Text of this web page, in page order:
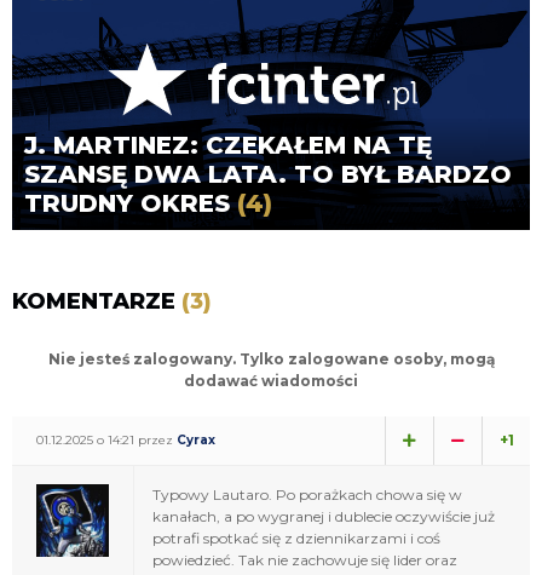
J. MARTINEZ: CZEKAŁEM NA TĘ
SZANSĘ DWA LATA. TO BYŁ BARDZO
TRUDNY OKRES(4)
KOMENTARZE (3)
Nie jesteś zalogowany. Tylko zalogowane osoby, mogą
dodawać wiadomości
01.12.2025 o 14:21 przez Cyrax +1
Typowy Lautaro. Po porażkach chowa się w
kanałach, a po wygranej i dublecie oczywiście już
potrafi spotkać się z dziennikarzami i coś
powiedzieć. Tak nie zachowuje się lider oraz